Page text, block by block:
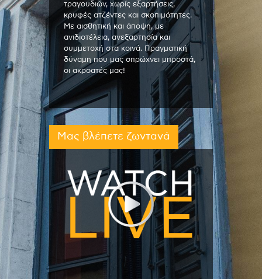
τραγουδιών, χωρίς εξαρτήσεις,
κρυφές ατζέντες και σκοπιμότητες.
Με αισθητική και άποψη, με
ανιδιοτέλεια, ανεξαρτησία και
συμμετοχή στα κοινά. Πραγματική
δύναμη που μας σπρώχνει μπροστά,
οι ακροατές μας!
Μας βλέπετε ζωντανά